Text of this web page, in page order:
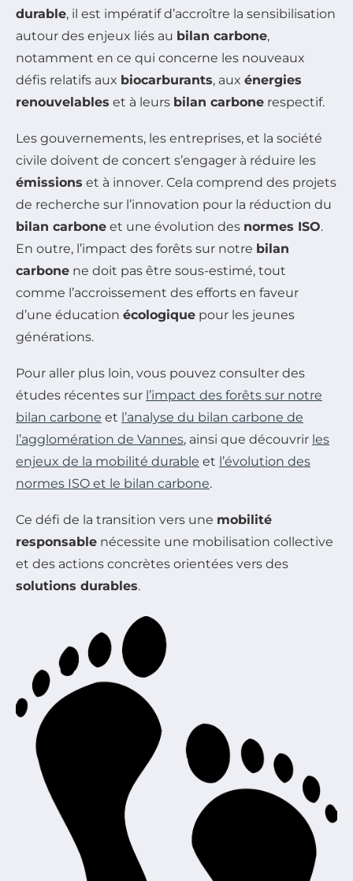
durable, il est impératif d’accroître la sensibilisation
autour des enjeux liés au bilan carbone,
notamment en ce qui concerne les nouveaux
défis relatifs aux biocarburants, aux énergies
renouvelables et à leurs bilan carbone respectif.
Les gouvernements, les entreprises, et la société
civile doivent de concert s’engager à réduire les
émissions et à innover. Cela comprend des projets
de recherche sur l’innovation pour la réduction du
bilan carbone et une évolution des normes ISO.
En outre, l’impact des forêts sur notre bilan
carbone ne doit pas être sous-estimé, tout
comme l’accroissement des efforts en faveur
d’une éducation écologique pour les jeunes
générations.
Pour aller plus loin, vous pouvez consulter des
études récentes sur l’impact des forêts sur notre
bilan carbone et l’analyse du bilan carbone de
l’agglomération de Vannes, ainsi que découvrir les
enjeux de la mobilité durable et l’évolution des
normes ISO et le bilan carbone.
Ce défi de la transition vers une mobilité
responsable nécessite une mobilisation collective
et des actions concrètes orientées vers des
solutions durables.